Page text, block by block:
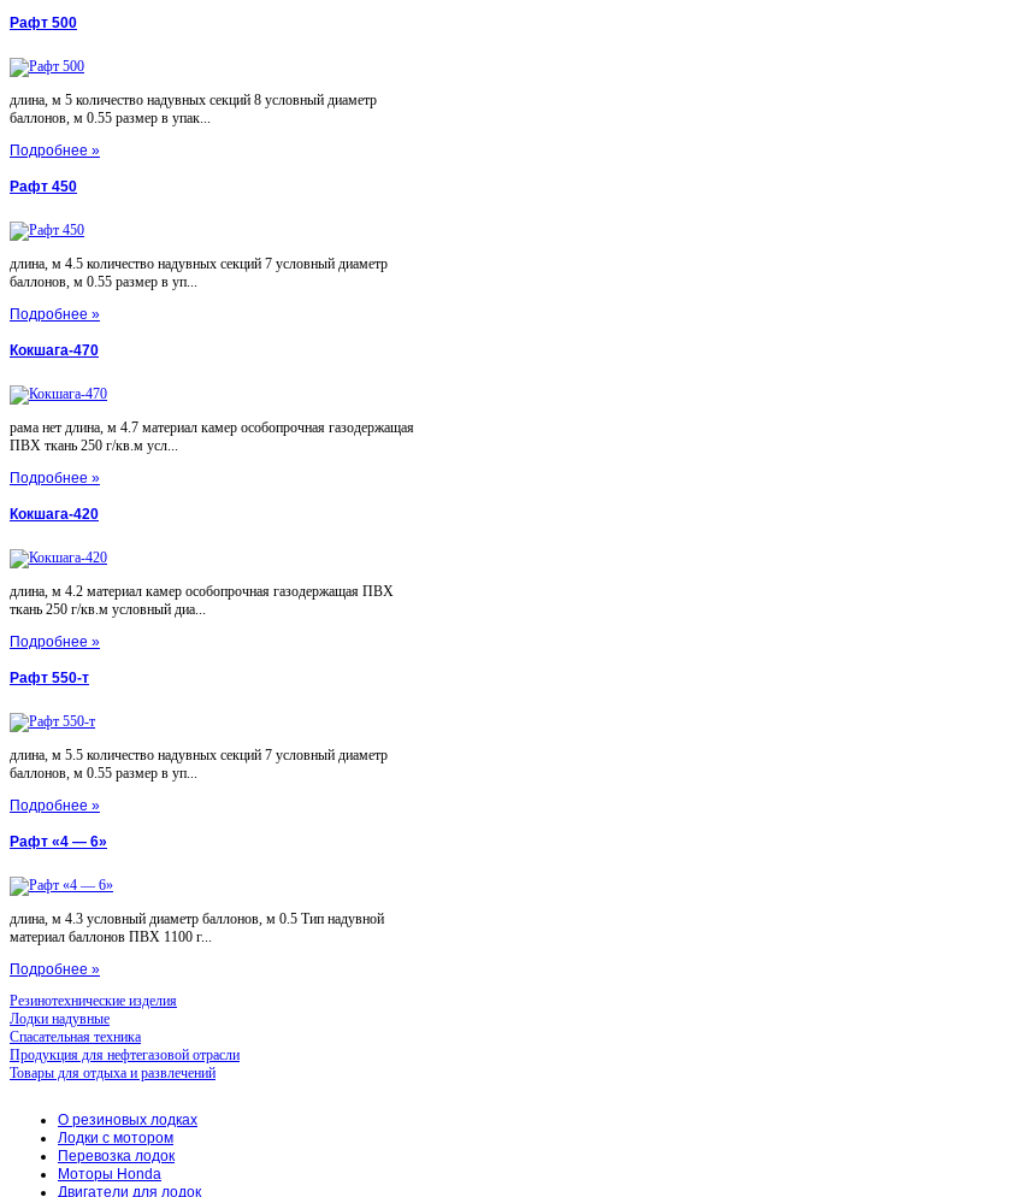
Рафт 500
длина, м 5 количество надувных секций 8 условный диаметр
баллонов, м 0.55 размер в упак...
Подробнее »
Рафт 450
длина, м 4.5 количество надувных секций 7 условный диаметр
баллонов, м 0.55 размер в уп...
Подробнее »
Кокшага-470
рама нет длина, м 4.7 материал камер особопрочная газодержащая
ПВХ ткань 250 г/кв.м усл...
Подробнее »
Кокшага-420
длина, м 4.2 материал камер особопрочная газодержащая ПВХ
ткань 250 г/кв.м условный диа...
Подробнее »
Рафт 550-т
длина, м 5.5 количество надувных секций 7 условный диаметр
баллонов, м 0.55 размер в уп...
Подробнее »
Рафт «4 — 6»
длина, м 4.3 условный диаметр баллонов, м 0.5 Тип надувной
материал баллонов ПВХ 1100 г...
Подробнее »
Резинотехнические изделия
Лодки надувные
Спасательная техника
Продукция для нефтегазовой отрасли
Товары для отдыха и развлечений
О резиновых лодках
Лодки с мотором
Перевозка лодок
Моторы Honda
Двигатели для лодок